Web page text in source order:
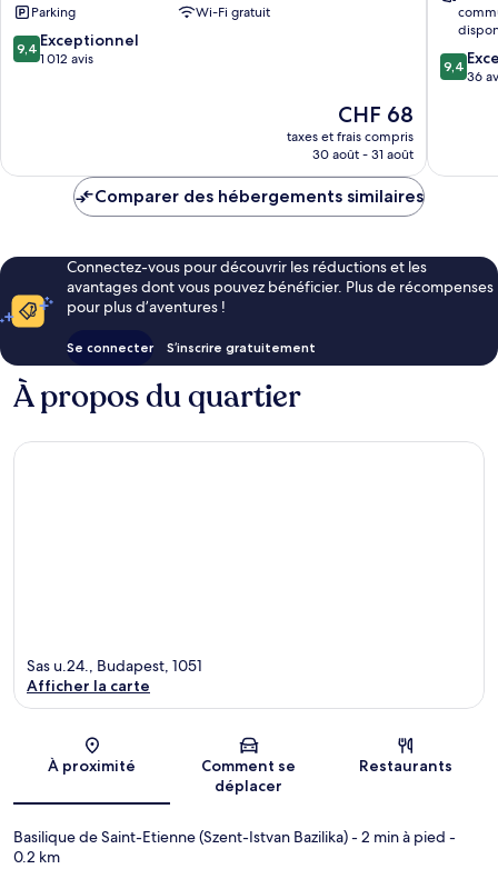
de
Budapest
Parking
Wi-Fi gratuit
9.4
sur
9,4 Exceptionnel
1 012 avis
Le
nouveau
prix
de
CHF 68
taxes et frais compris
30 août - 31 août
9.4
sur
9,4
36
Comparer des hébergements similaires
Connectez-vous pour découvrir les réductions et les
avantages dont vous pouvez bénéficier. Plus de récompenses
pour plus d’aventures !
Se connecter S’inscrire gratuitement
À propos du quartier
Carte
Sas u.24., Budapest, 1051
Afficher la carte
À proximité
Comment se
déplacer
Restaurants
Basilique de Saint-Etienne (Szent-Istvan Bazilika)- 2 min à pied -
0.2 km